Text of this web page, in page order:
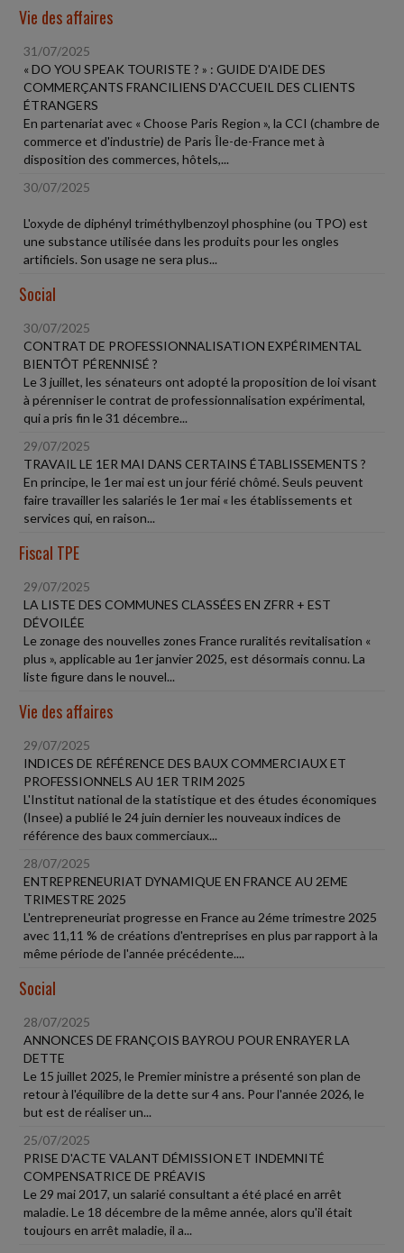
Vie des affaires
31/07/2025
« DO YOU SPEAK TOURISTE ? » : GUIDE D'AIDE DES
COMMERÇANTS FRANCILIENS D'ACCUEIL DES CLIENTS
ÉTRANGERS
En partenariat avec « Choose Paris Region », la CCI (chambre de
commerce et d'industrie) de Paris Île-de-France met à
disposition des commerces, hôtels,...
30/07/2025
L'oxyde de diphényl triméthylbenzoyl phosphine (ou TPO) est
une substance utilisée dans les produits pour les ongles
artificiels. Son usage ne sera plus...
Social
30/07/2025
CONTRAT DE PROFESSIONNALISATION EXPÉRIMENTAL
BIENTÔT PÉRENNISÉ ?
Le 3 juillet, les sénateurs ont adopté la proposition de loi visant
à pérenniser le contrat de professionnalisation expérimental,
qui a pris fin le 31 décembre...
29/07/2025
TRAVAIL LE 1ER MAI DANS CERTAINS ÉTABLISSEMENTS ?
En principe, le 1er mai est un jour férié chômé. Seuls peuvent
faire travailler les salariés le 1er mai « les établissements et
services qui, en raison...
Fiscal TPE
29/07/2025
LA LISTE DES COMMUNES CLASSÉES EN ZFRR + EST
DÉVOILÉE
Le zonage des nouvelles zones France ruralités revitalisation «
plus », applicable au 1er janvier 2025, est désormais connu. La
liste figure dans le nouvel...
Vie des affaires
29/07/2025
INDICES DE RÉFÉRENCE DES BAUX COMMERCIAUX ET
PROFESSIONNELS AU 1ER TRIM 2025
L'Institut national de la statistique et des études économiques
(Insee) a publié le 24 juin dernier les nouveaux indices de
référence des baux commerciaux...
28/07/2025
ENTREPRENEURIAT DYNAMIQUE EN FRANCE AU 2EME
TRIMESTRE 2025
L'entrepreneuriat progresse en France au 2éme trimestre 2025
avec 11,11 % de créations d'entreprises en plus par rapport à la
même période de l'année précédente....
Social
28/07/2025
ANNONCES DE FRANÇOIS BAYROU POUR ENRAYER LA
DETTE
Le 15 juillet 2025, le Premier ministre a présenté son plan de
retour à l'équilibre de la dette sur 4 ans. Pour l'année 2026, le
but est de réaliser un...
25/07/2025
PRISE D'ACTE VALANT DÉMISSION ET INDEMNITÉ
COMPENSATRICE DE PRÉAVIS
Le 29 mai 2017, un salarié consultant a été placé en arrêt
maladie. Le 18 décembre de la même année, alors qu'il était
toujours en arrêt maladie, il a...